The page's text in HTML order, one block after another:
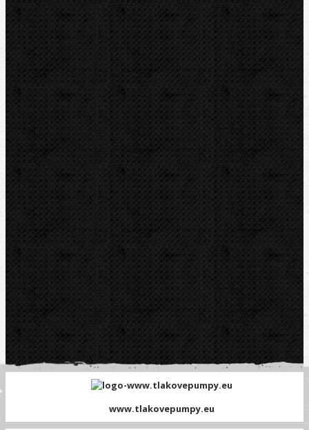
Kontakt
NIPO Tools s.r.o
Lipová 7
CZ-763 26 LUHAČOVICE
Telefon obj.:
602 719 020
Telefon fakt.:
608 719 020
E-mail:
nipo@nipo.cz
Platební brána GOPAY
www.tlakovepumpy.eu